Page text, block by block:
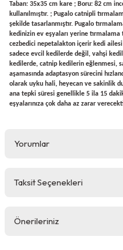
Taban: 35x35 cm kare ; Boru: 82 cm
kullanılmıştır. ; Pugalo catnipli
şekilde tasarlanmıştır. Pugalo
kedinizin ev eşyaları yerine tırmalama
cezbedici nepetalakton içerir kedi
sadece evcil kedilerde değil, vahşi
kedilerde, catnip kedilerin eğlenmesi,
aşamasında adaptasyon sürecini
olarak uyku hali, heyecan ve sakinlik
ana tepki süresi genellikle 5 ila 15
eşyalarınıza çok daha az zarar
Yorumlar
Bu ürüne ilk
Taksit Seçenekleri
Önerileriniz